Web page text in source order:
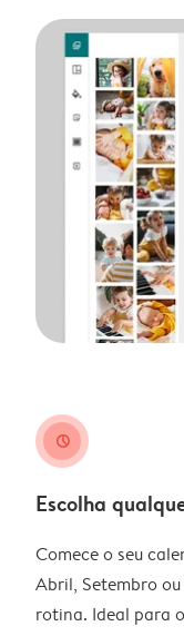
clock
Escolha
Comece o seu
Abril, Setembro
rotina. Ideal para